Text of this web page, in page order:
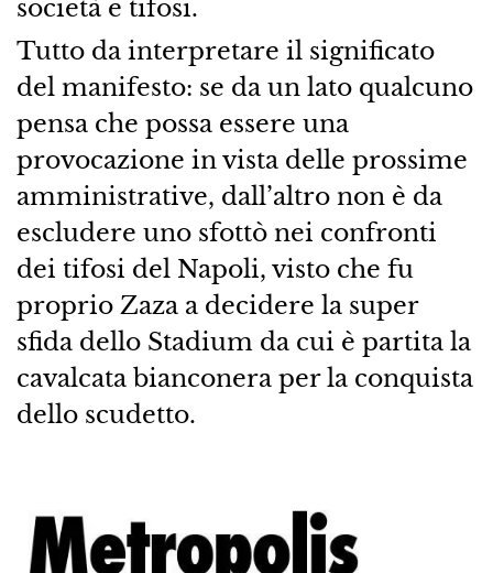
società e tifosi.
Tutto da interpretare il significato
del manifesto: se da un lato qualcuno
pensa che possa essere una
provocazione in vista delle prossime
amministrative, dall’altro non è da
escludere uno sfottò nei confronti
dei tifosi del Napoli, visto che fu
proprio Zaza a decidere la super
sfida dello Stadium da cui è partita la
cavalcata bianconera per la conquista
dello scudetto.